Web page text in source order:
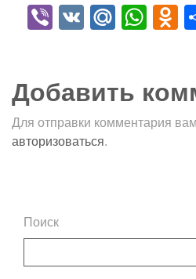
Viber
VK
Добавить
Для отправки комментария
авторизоваться.
Поиск